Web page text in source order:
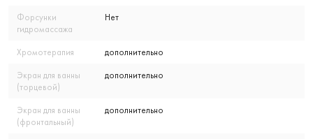
Форсунки
гидромассажа
Нет
Хромотерапия дополнительно
Экран для ванны
(торцевой)
дополнительно
Экран для ванны
(фронтальный)
дополнительно